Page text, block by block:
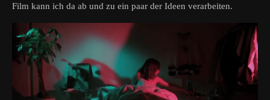
Film kann ich da ab und zu ein paar der Ideen verarbeiten.